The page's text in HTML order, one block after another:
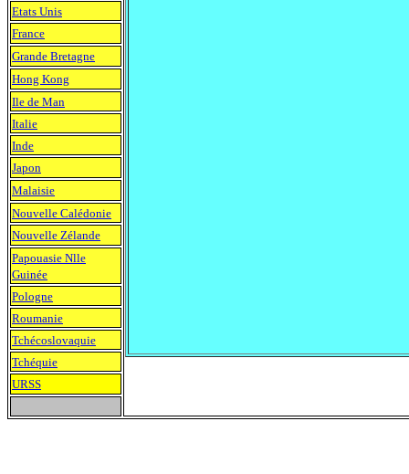
Etats Unis
France
Grande Bretagne
Hong Kong
Ile de Man
Italie
Inde
Japon
Malaisie
Nouvelle Calédonie
Nouvelle Zélande
Papouasie Nlle
Guinée
Pologne
Roumanie
Tchécoslovaquie
Tchéquie
URSS